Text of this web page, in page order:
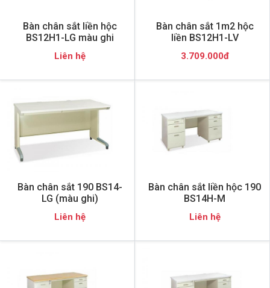
Bàn chân sắt liền hộc
BS12H1-LG màu ghi
Liên hệ
Bàn chân sắt 1m2 hộc
liền BS12H1-LV
3.709.000đ
Bàn chân sắt 190 BS14-
LG (màu ghi)
Liên hệ
Bàn chân sắt liền hộc 190
BS14H-M
Liên hệ